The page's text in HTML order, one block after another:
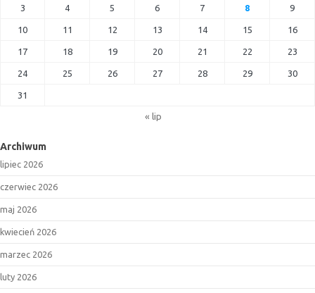
3 4 5 6 7 8 9
10 11 12 13 14 15 16
17 18 19 20 21 22 23
24 25 26 27 28 29 30
31
« lip
Archiwum
lipiec 2026
czerwiec 2026
maj 2026
kwiecień 2026
marzec 2026
luty 2026